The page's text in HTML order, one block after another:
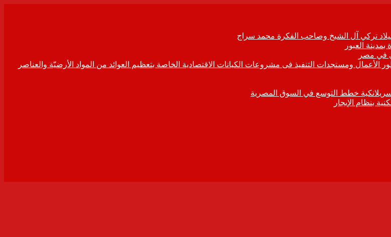
تركي آل الشيخ وصاحب الفكرة محمد سراج
الأعمال ومستجدات التنفيذ فى مشروعات الكيانات الاقتصادية الخاصة بتعظيم العوائد من المواد الأرضيّة والعناصر
بنظام الإيجار